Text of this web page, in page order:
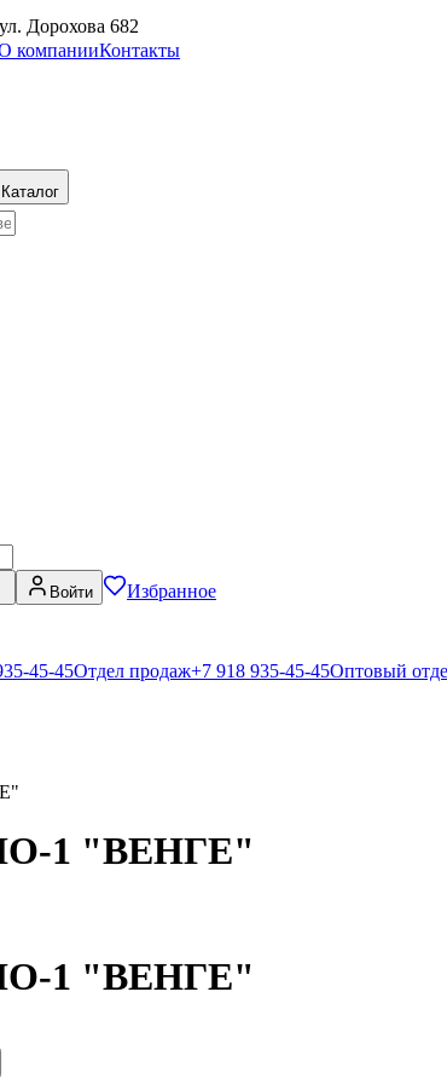
Дорохова 682
компанииКонтакты
Каталог
Войти
Избранное
45-45Отдел продаж+7 918 935-45-45Оптовый
1 "ВЕНГЕ"
1 "ВЕНГЕ"